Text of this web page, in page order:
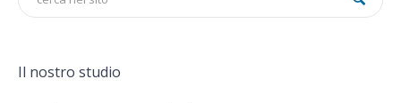
Il nostro studio